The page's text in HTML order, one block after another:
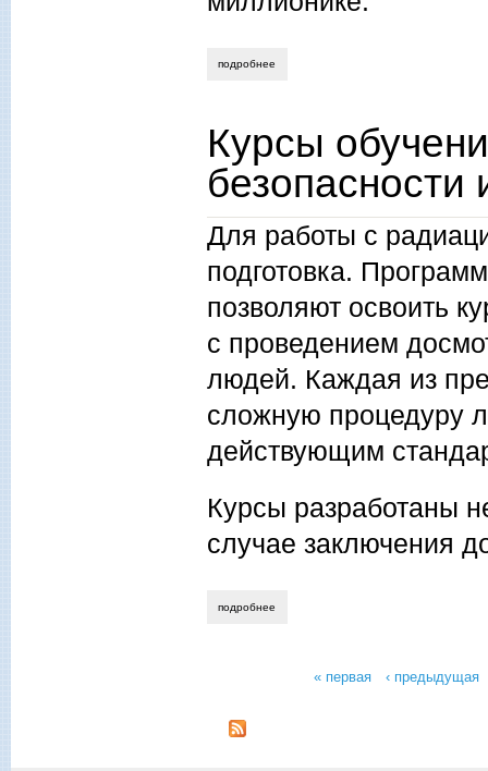
подробнее
Курсы
безопасности
Для работы с
подготовка.
позволяют освоить
с проведением
людей. Каждая из
сложную процедуру
действующим
Курсы разработаны
случае заключения
подробнее
« первая ‹ предыдущая